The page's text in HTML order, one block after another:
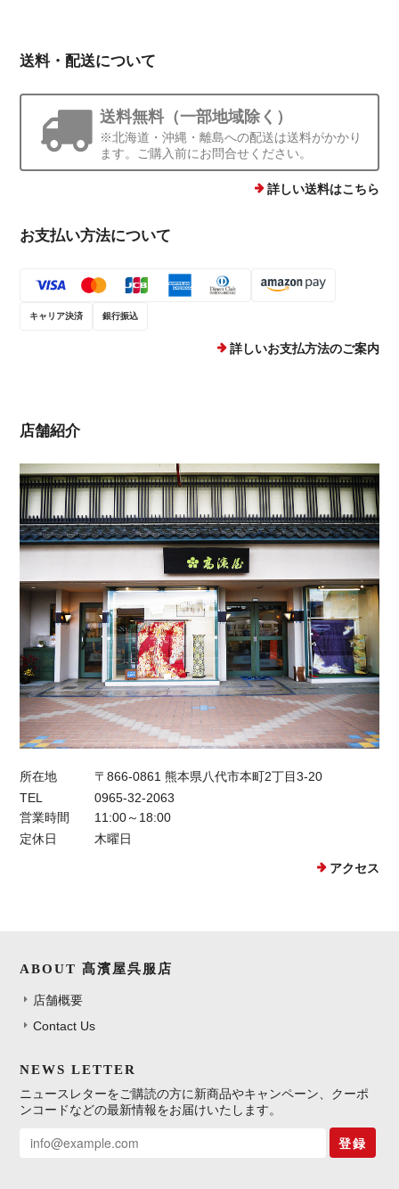
送料・配送について
送料無料（一部地域除く）
※北海道・沖縄・離島への配送は送料がかかり
ます。ご購入前にお問合せください。
詳しい送料はこちら
お支払い方法について
キャリア決済 銀行振込
詳しいお支払方法のご案内
店舗紹介
所在地
〒866-0861 熊本県八代市本町2丁目3-20
TEL
0965-32-2063
営業時間
11:00～18:00
定休日
木曜日
アクセス
ABOUT 髙濱屋呉服店
店舗概要
Contact Us
NEWS LETTER
ニュースレターをご購読の方に新商品やキャンペーン、クーポ
ンコードなどの最新情報をお届けいたします。
登録